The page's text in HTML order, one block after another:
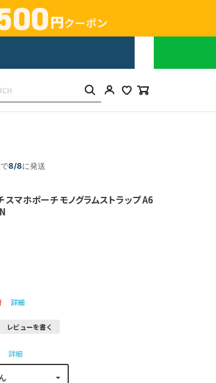
8/8に発送
スマホポーチ モノグラムストラップ A6
詳細
レビューを書く
詳細